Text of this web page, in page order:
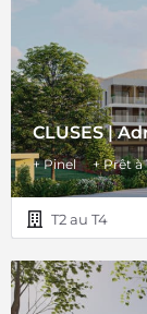
CLUSES |
+ Pinel + Prêt à
T2 au T4